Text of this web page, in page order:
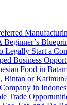
Beginner’s
Start a
Business
Food in
Bintan or
in
Trade